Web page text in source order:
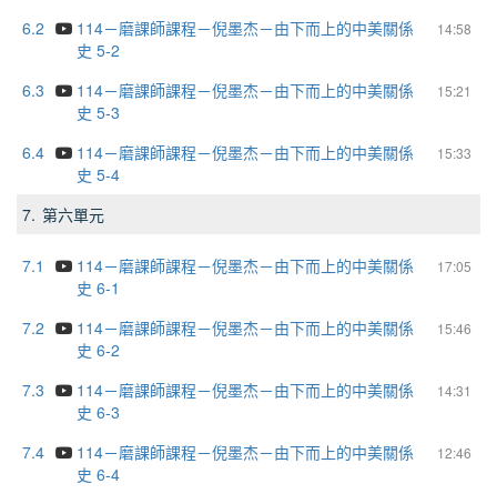
6.2
14:58
114－磨課師課程－倪墨杰－由下而上的中美關係
史 5-2
6.3
15:21
114－磨課師課程－倪墨杰－由下而上的中美關係
史 5-3
6.4
15:33
114－磨課師課程－倪墨杰－由下而上的中美關係
史 5-4
7. 第六單元
7.1 17:05
114－磨課師課程－倪墨杰－由下而上的中美關係
史 6-1
7.2
15:46
114－磨課師課程－倪墨杰－由下而上的中美關係
史 6-2
7.3
14:31
114－磨課師課程－倪墨杰－由下而上的中美關係
史 6-3
7.4
12:46
114－磨課師課程－倪墨杰－由下而上的中美關係
史 6-4